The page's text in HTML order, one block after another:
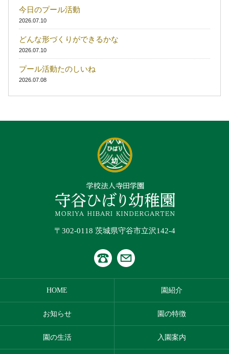
今日のプール活動
2026.07.10
どんな形づくりができるかな
2026.07.10
プール活動たのしいね
2026.07.08
〒302-0118 茨城県守谷市立沢142-4
HOME 園紹介
お知らせ 園の特徴
園の生活 入園案内